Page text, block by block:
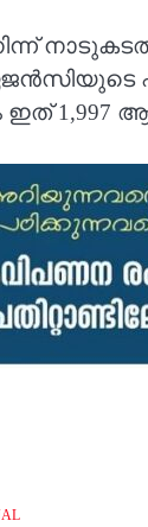
ഇത് 1,997